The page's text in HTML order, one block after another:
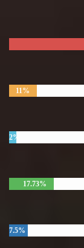
11%
2%
17.73%
7.5%